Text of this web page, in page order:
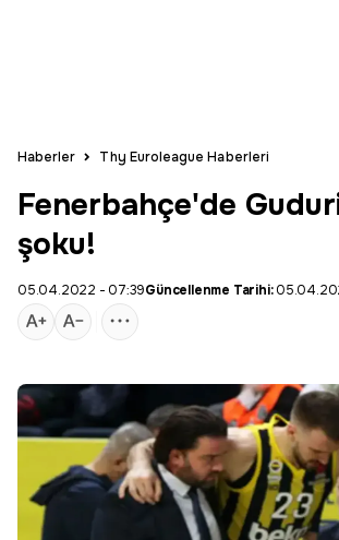
Haberler Thy Euroleague Haberleri
Fenerbahçe'de
şoku!
05.04.2022 - 07:39Güncellenme Tarihi: